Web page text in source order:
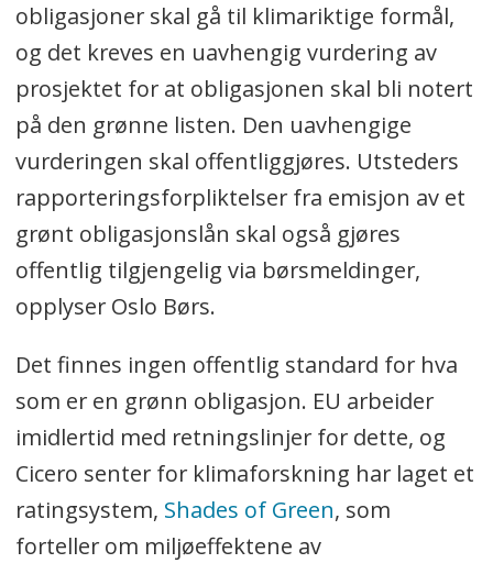
obligasjoner skal gå til klimariktige formål,
og det kreves en uavhengig vurdering av
prosjektet for at obligasjonen skal bli notert
på den grønne listen. Den uavhengige
vurderingen skal offentliggjøres. Utsteders
rapporteringsforpliktelser fra emisjon av et
grønt obligasjonslån skal også gjøres
offentlig tilgjengelig via børsmeldinger,
opplyser Oslo Børs.
Det finnes ingen offentlig standard for hva
som er en grønn obligasjon. EU arbeider
imidlertid med retningslinjer for dette, og
Cicero senter for klimaforskning har laget et
ratingsystem, Shades of Green, som
forteller om miljøeffektene av